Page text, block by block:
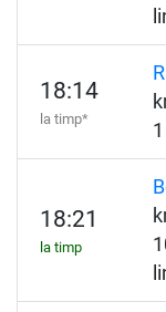
18:14
la timp*
18:21
la timp